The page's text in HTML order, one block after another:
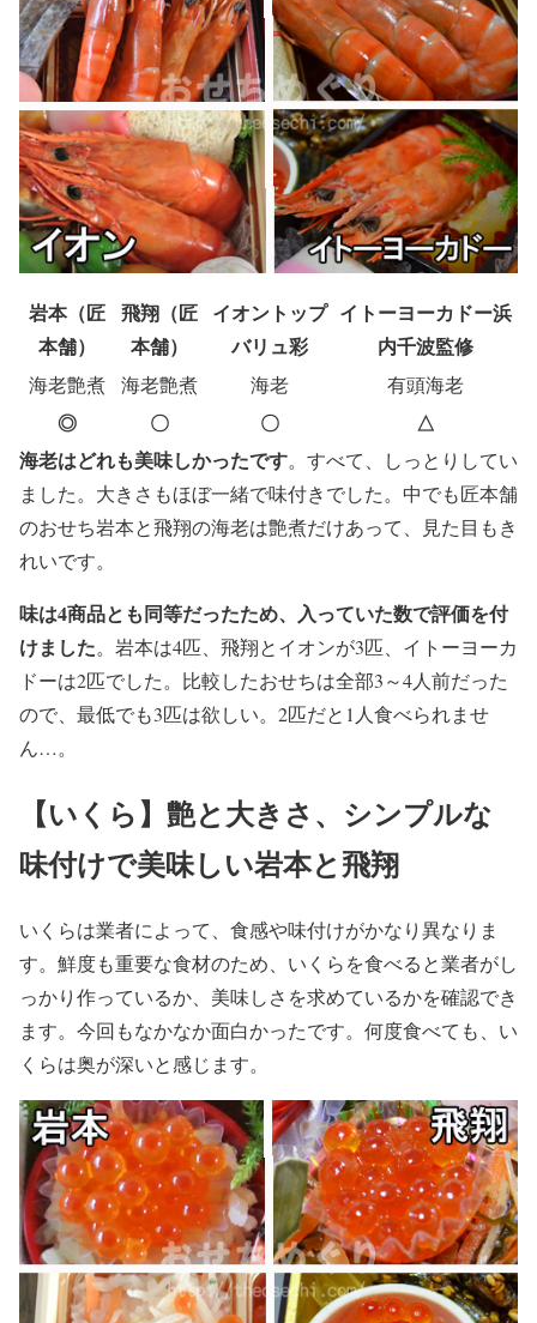
岩本（匠
本舗）
飛翔（匠
本舗）
イオントップ
バリュ彩
イトーヨーカドー浜
内千波監修
海老艶煮 海老艶煮 海老 有頭海老
◎ 〇 〇
△
海老はどれも美味しかったです。すべて、しっとりしてい
ました。大きさもほぼ一緒で味付きでした。中でも匠本舗
のおせち岩本と飛翔の海老は艶煮だけあって、見た目もき
れいです。
味は4商品とも同等だったため、入っていた数で評価を付
けました。岩本は4匹、飛翔とイオンが3匹、イトーヨーカ
ドーは2匹でした。比較したおせちは全部3～4人前だった
ので、最低でも3匹は欲しい。2匹だと1人食べられませ
ん…。
【いくら】艶と大きさ、シンプルな
味付けで美味しい岩本と飛翔
いくらは業者によって、食感や味付けがかなり異なりま
す。鮮度も重要な食材のため、いくらを食べると業者がし
っかり作っているか、美味しさを求めているかを確認でき
ます。今回もなかなか面白かったです。何度食べても、い
くらは奥が深いと感じます。